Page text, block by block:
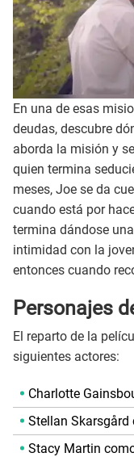
En una de esas
deudas, descubre
aborda la misión y
quien termina
meses, Joe se da
cuando está por
termina dándose
intimidad con la
entonces cuando
Personajes
El reparto de la
siguientes actores:
Charlotte
Stellan Skarsgård
Stacy Martin